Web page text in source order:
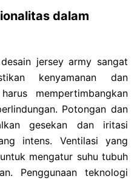
dalam
jersey army sangat
kenyamanan dan
mempertimbangkan
Potongan dan
gesekan dan iritasi
intens. Ventilasi yang
mengatur suhu tubuh
Penggunaan teknologi